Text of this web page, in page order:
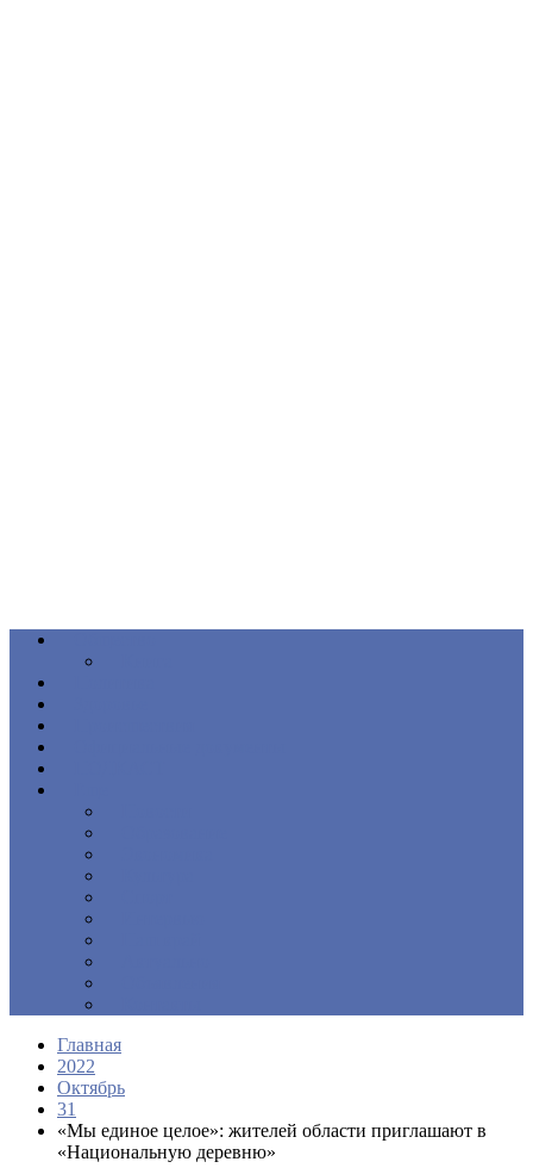
Главная
2022
Октябрь
31
«Мы единое целое»: жителей области приглашают в
«Национальную деревню»